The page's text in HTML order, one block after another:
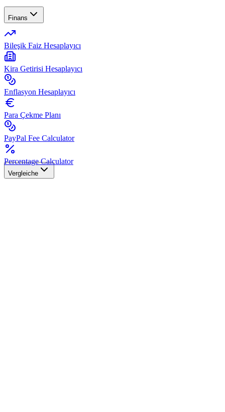
Finans
Bileşik Faiz Hesaplayıcı
Kira Getirisi Hesaplayıcı
Enflasyon Hesaplayıcı
Para Çekme Planı
PayPal Fee Calculator
Percentage Calculator
Vergleiche